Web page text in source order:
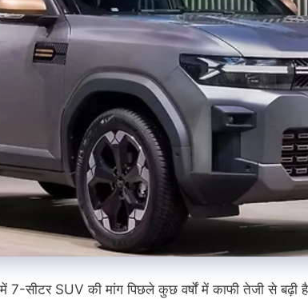
में 7-सीटर SUV की मांग पिछले कुछ वर्षों में काफी तेजी से बढ़ी